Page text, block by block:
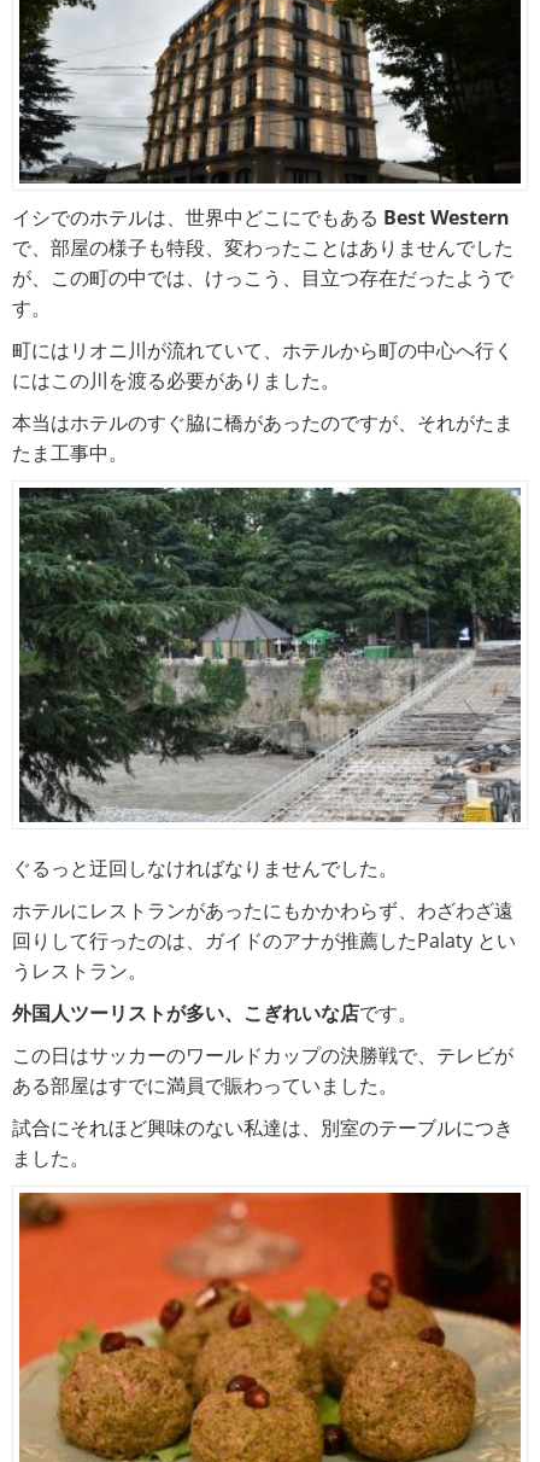
イシでのホテルは、世界中どこにでもある Best Western
で、部屋の様子も特段、変わったことはありませんでした
が、この町の中では、けっこう、目立つ存在だったようで
す。
町にはリオニ川が流れていて、ホテルから町の中心へ行く
にはこの川を渡る必要がありました。
本当はホテルのすぐ脇に橋があったのですが、それがたま
たま工事中。
ぐるっと迂回しなければなりませんでした。
ホテルにレストランがあったにもかかわらず、わざわざ遠
回りして行ったのは、ガイドのアナが推薦したPalaty とい
うレストラン。
外国人ツーリストが多い、こぎれいな店です。
この日はサッカーのワールドカップの決勝戦で、テレビが
ある部屋はすでに満員で賑わっていました。
試合にそれほど興味のない私達は、別室のテーブルにつき
ました。